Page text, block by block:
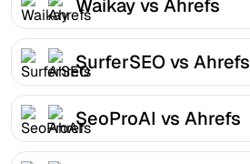
Waikay vs Ahrefs
SurferSEO vs Ahrefs
SeoProAI vs Ahrefs